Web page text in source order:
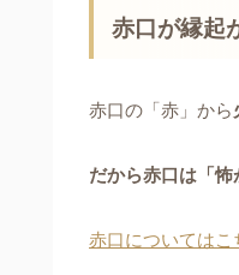
赤口が縁起
赤口の「赤」から
だから赤口は「怖
赤口についてはこ